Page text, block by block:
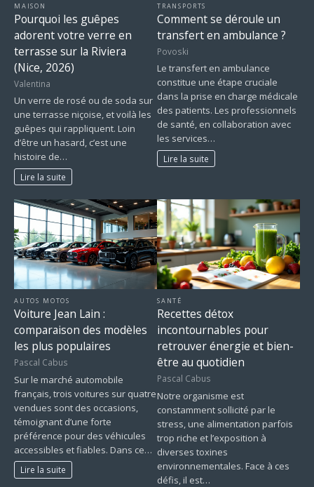
MAISON
Pourquoi les guêpes
adorent votre verre en
terrasse sur la Riviera
(Nice, 2026)
Valentina
Un verre de rosé ou de soda sur
une terrasse niçoise, et voilà les
guêpes qui rappliquent. Loin
d’être un hasard, c’est une
histoire de…
Lire la suite
TRANSPORTS
Comment se déroule un
transfert en ambulance ?
Povoski
Le transfert en ambulance
constitue une étape cruciale
dans la prise en charge médicale
des patients. Les professionnels
de santé, en collaboration avec
les services…
Lire la suite
AUTOS MOTOS
Voiture Jean Lain :
comparaison des modèles
les plus populaires
Pascal Cabus
Sur le marché automobile
français, trois voitures sur quatre
vendues sont des occasions,
témoignant d’une forte
préférence pour des véhicules
accessibles et fiables. Dans ce…
Lire la suite
SANTÉ
Recettes détox
incontournables pour
retrouver énergie et bien-
être au quotidien
Pascal Cabus
Notre organisme est
constamment sollicité par le
stress, une alimentation parfois
trop riche et l’exposition à
diverses toxines
environnementales. Face à ces
défis, il est…